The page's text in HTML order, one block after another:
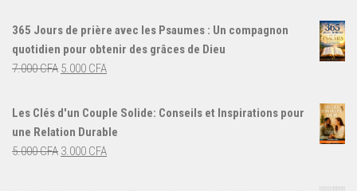
365 Jours de prière avec les Psaumes : Un compagnon
quotidien pour obtenir des grâces de Dieu
7.000CFA Le
initial
était :
7.000 CFA.
5.000 CFALe
actuel
est :
Les Clés d'un Couple Solide: Conseils et Inspirations pour
une Relation Durable
5.000CFA Le
3.000 CFALe